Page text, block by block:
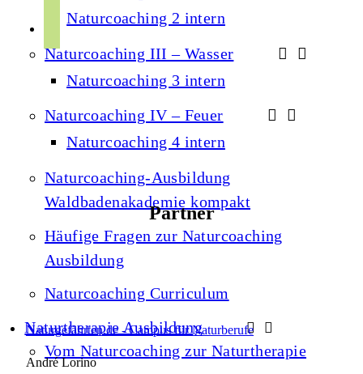
Naturcoaching 2 intern
Naturcoaching III – Wasser
Naturcoaching 3 intern
Naturcoaching IV – Feuer
Naturcoaching 4 intern
Naturcoaching-Ausbildung
Waldbadenakademie kompakt
Häufige Fragen zur Naturcoaching
Ausbildung
Naturcoaching Curriculum
Naturtherapie Ausbildung
Vom Naturcoaching zur Naturtherapie
a
b
o
f
Partner
Naturgefährten.de - Campus für Naturberufe
André Lorino